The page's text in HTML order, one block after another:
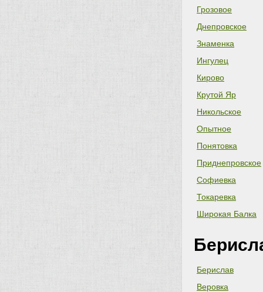
Грозовое
Днепровское
Знаменка
Ингулец
Кирово
Крутой Яр
Никольское
Опытное
Понятовка
Приднепровское
Софиевка
Токаревка
Широкая Балка
Берислав
Веровка